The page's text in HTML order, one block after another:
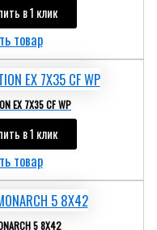
в 1 клик
товар
EX 7X35 CF WP
в 1 клик
товар
5 8X42